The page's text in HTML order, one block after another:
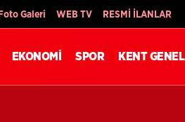
Foto Galeri WEB TV RESMİ İLANLAR
EKONOMİ SPOR KENT GENEL